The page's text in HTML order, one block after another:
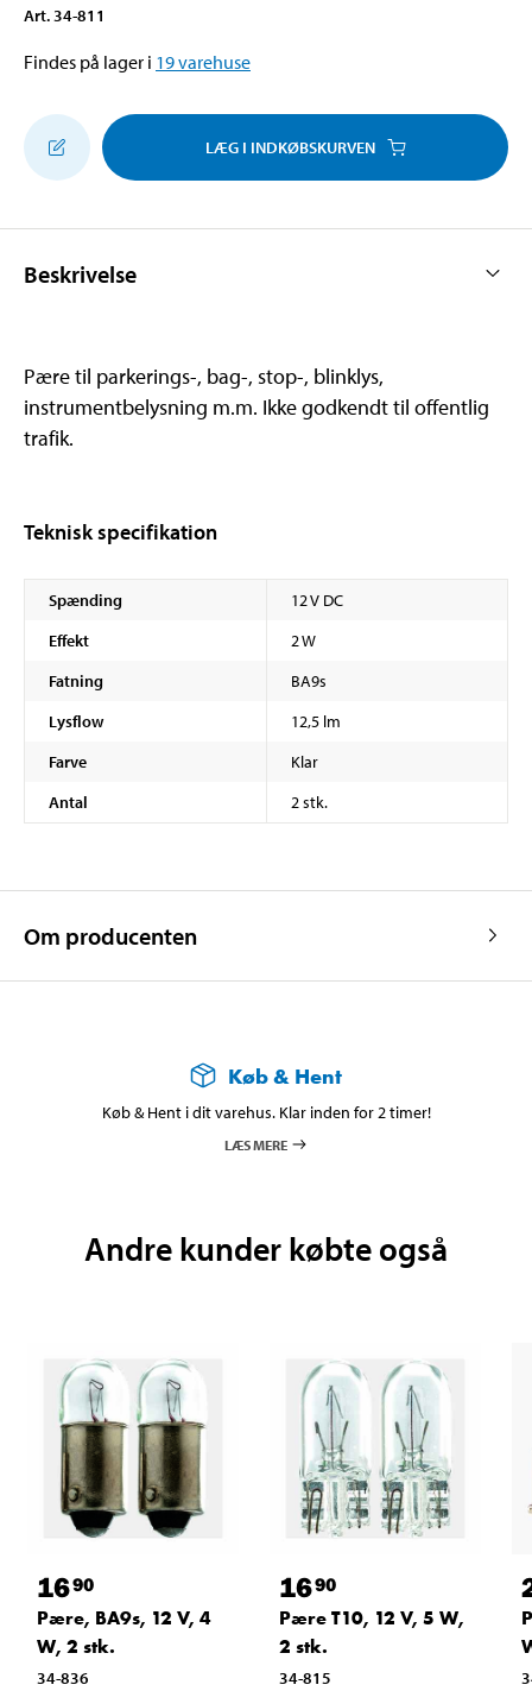
Art. 34-811
Findes på lager i 19varehuse
LÆG I INDKØBSKURVEN
Beskrivelse
Pære til parkerings-, bag-, stop-, blinklys,
instrumentbelysning m.m. Ikke godkendt til offentlig
trafik.
Teknisk specifikation
Spænding
12 V DC
Effekt
2 W
Fatning
BA9s
Lysflow
12,5 lm
Farve
Klar
Antal
2 stk.
Om producenten
Køb & Hent
Køb & Hent i dit varehus. Klar inden for 2 timer!
LÆS MERE
Andre kunder købte også
1690
Pære, BA9s, 12 V, 4
W, 2 stk.
34-836
1690
Pære T10, 12 V, 5 W,
2 stk.
34-815